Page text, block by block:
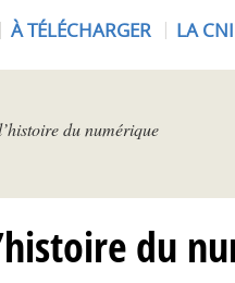
À TÉLÉCHARGER LA
du numérique
du